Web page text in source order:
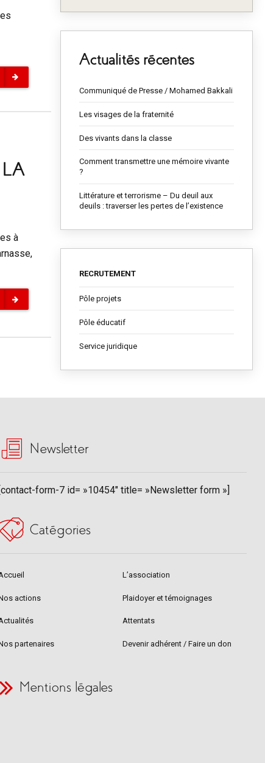
LA
à
Actualités récentes
Communiqué de Presse / Mohamed Bakkali
Les visages de la fraternité
Des vivants dans la classe
Comment transmettre une mémoire vivante
?
Littérature et terrorisme – Du deuil aux
deuils : traverser les pertes de l’existence
RECRUTEMENT
Pôle projets
Pôle éducatif
Service juridique
Newsletter
[contact-form-7 id= »10454″ title= »Newsletter form »]
Catégories
L’association
actions Plaidoyer et témoignages
Attentats
partenaires Devenir adhérent / Faire un don
Mentions légales